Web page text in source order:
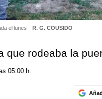
el lunes R. G. COUSIDO
que rodeaba la
05:00 h.